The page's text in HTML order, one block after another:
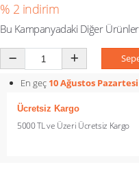
% 2 indirim
Bu Kampanyadaki Diğer Ürünler
En geç 10 Ağustos Pazartesi
Ücretsiz Kargo
5000 TL ve Üzeri Ücretsiz Kargo